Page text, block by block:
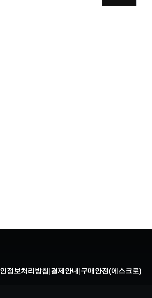
정보처리방침 결제안내 구매안전(에스크로)